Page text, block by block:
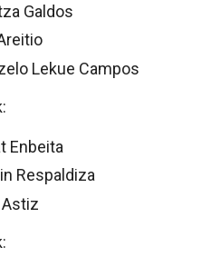
Galdos
Lekue Campos
Enbeita
Respaldiza
Astiz